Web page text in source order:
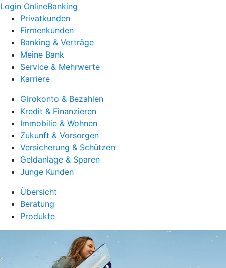
Login OnlineBanking
Privatkunden
Firmenkunden
Banking & Verträge
Meine Bank
Service & Mehrwerte
Karriere
Girokonto & Bezahlen
Kredit & Finanzieren
Immobilie & Wohnen
Zukunft & Vorsorgen
Versicherung & Schützen
Geldanlage & Sparen
Junge Kunden
Übersicht
Beratung
Produkte